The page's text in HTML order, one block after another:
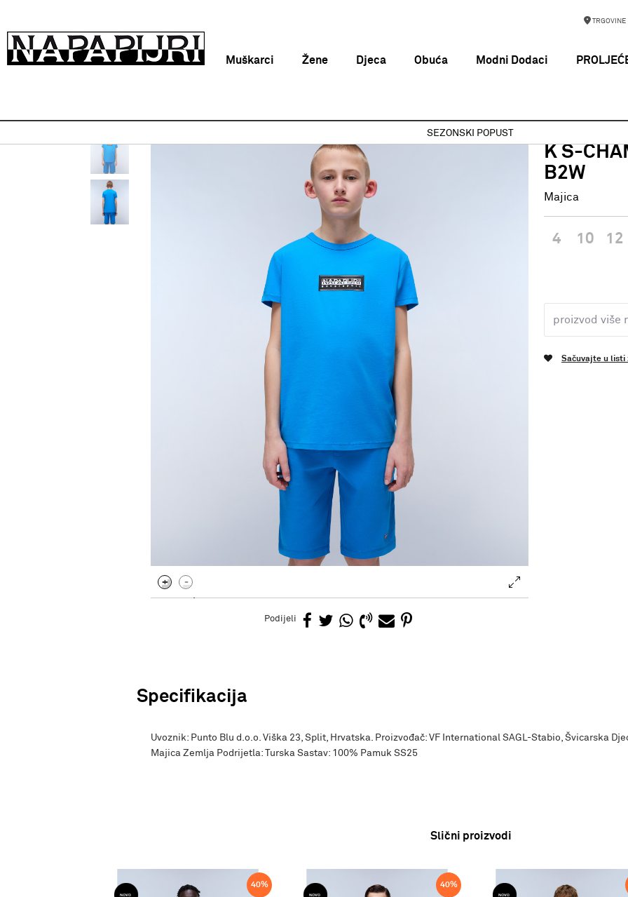
TRGOVINE
Muškarci Žene Djeca Obuća Modni Dodaci
SEZONSKI POPUST
.
Podijeli
K S-
B2W
Majica
4 10 12
proizvod više
Sačuvajte u listi
Specifikacija
Uvoznik: Punto Blu d.o.o. Viška 23, Split, Hrvatska. Proizvođač: VF International SAGL-Stabio, Švicarska
Majica Zemlja Podrijetla: Turska Sastav: 100% Pamuk SS25
Slični proizvodi
40% 40%